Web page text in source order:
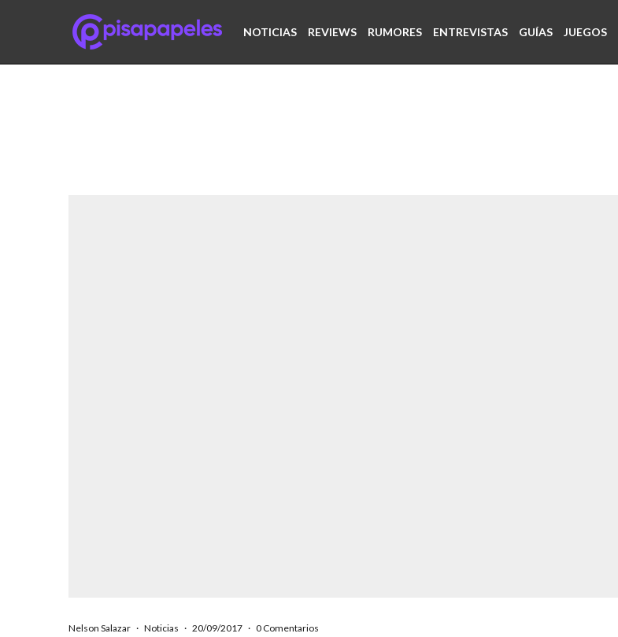
NOTICIAS REVIEWS RUMORES ENTREVISTAS GUÍAS JUEGOS
Nelson Salazar · Noticias · 20/09/2017 · 0 Comentarios